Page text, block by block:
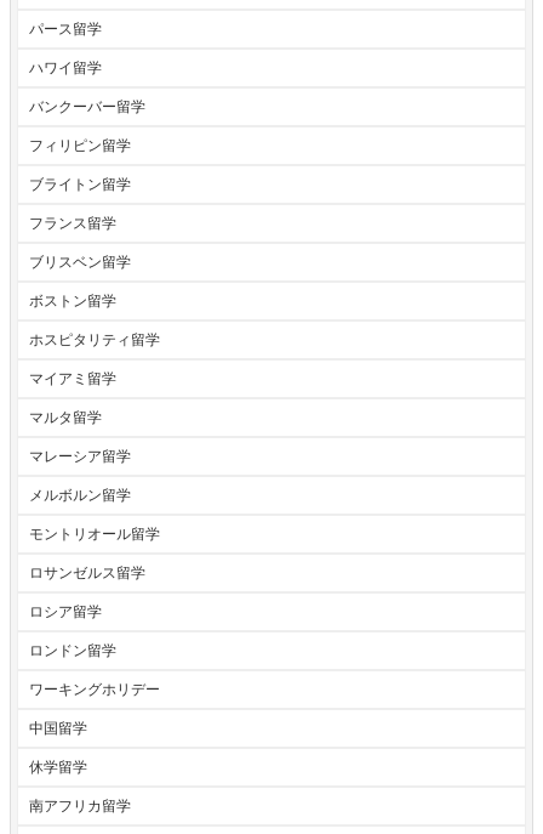
パース留学
ハワイ留学
バンクーバー留学
フィリピン留学
ブライトン留学
フランス留学
ブリスベン留学
ボストン留学
ホスピタリティ留学
マイアミ留学
マルタ留学
マレーシア留学
メルボルン留学
モントリオール留学
ロサンゼルス留学
ロシア留学
ロンドン留学
ワーキングホリデー
中国留学
休学留学
南アフリカ留学